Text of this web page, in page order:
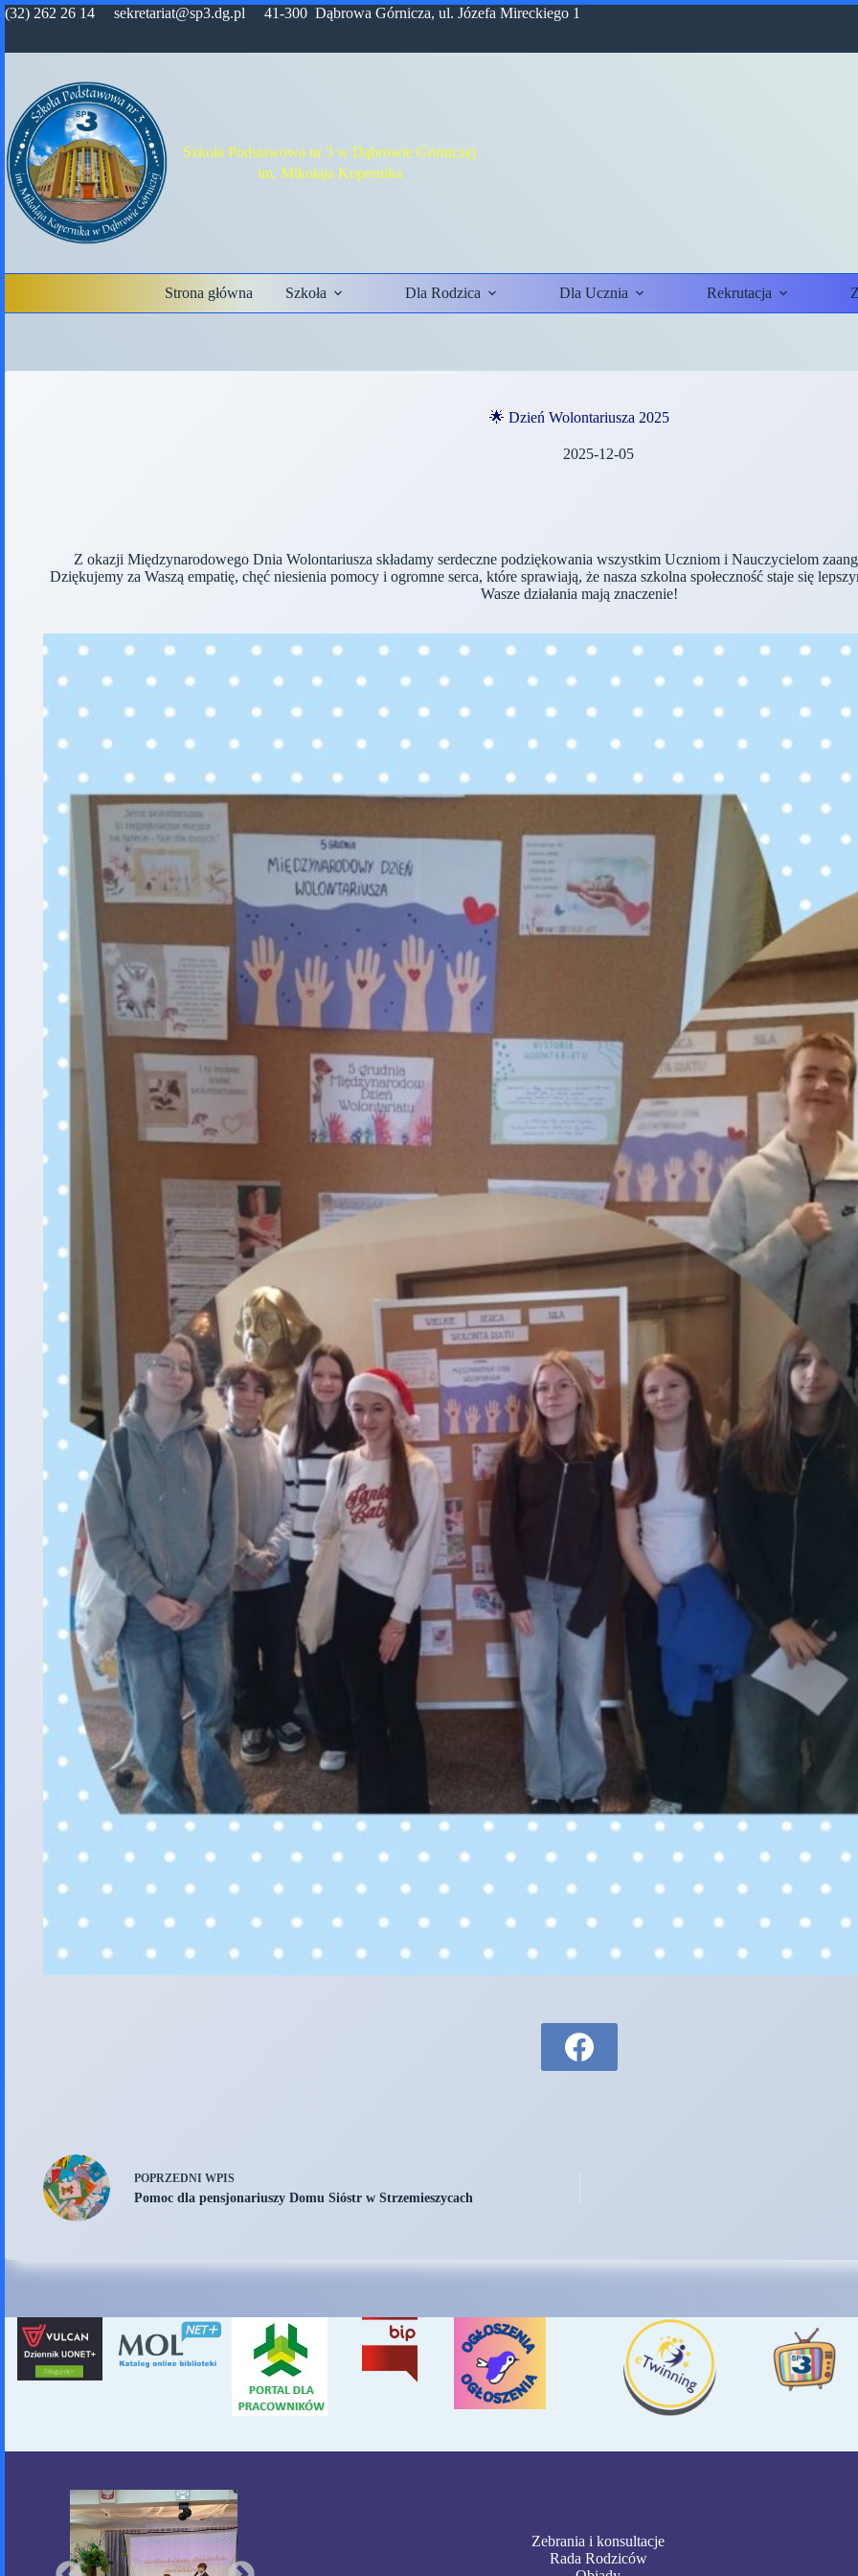
Przejdź
(32) 262 26 14 sekretariat@sp3.dg.pl 41-300 Dąbrowa Górnicza, ul. Józefa Mireckiego 1
Szkoła Podstawowa nr 3 w Dąbrowie Górniczej
im. Mikołaja Kopernika
Strona główna Szkoła Dla Rodzica Dla Ucznia Rekrutacja
🌟 Dzień Wolontariusza 2025
2025-12-05
Z okazji Międzynarodowego Dnia Wolontariusza składamy serdeczne podziękowania wszystkim Uczniom i Nauczycielom
Dziękujemy za Waszą empatię, chęć niesienia pomocy i ogromne serca, które sprawiają, że nasza szkolna społeczność staje się
Wasze działania mają znaczenie!
POPRZEDNI WPIS
Pomoc dla pensjonariuszy Domu Sióstr w Strzemieszycach
Zebrania i konsultacje
Rada Rodziców